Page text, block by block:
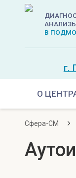
В
г.
О
Сфера-СМ